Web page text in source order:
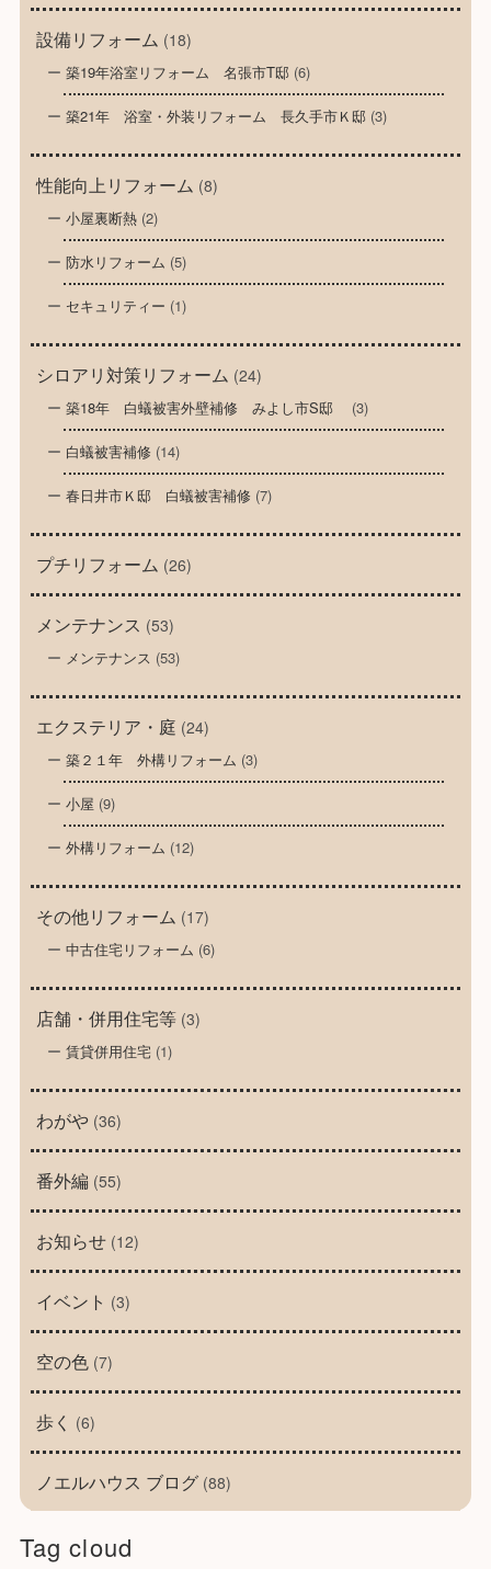
設備リフォーム (18)
築19年浴室リフォーム 名張市T邸(6)
築21年 浴室・外装リフォーム 長久手市Ｋ邸(3)
性能向上リフォーム (8)
小屋裏断熱(2)
防水リフォーム (5)
セキュリティー (1)
シロアリ対策リフォーム (24)
築18年 白蟻被害外壁補修 みよし市S邸 (3)
白蟻被害補修(14)
春日井市Ｋ邸 白蟻被害補修(7)
プチリフォーム (26)
メンテナンス (53)
メンテナンス (53)
エクステリア・庭 (24)
築２１年 外構リフォーム (3)
小屋 (9)
外構リフォーム (12)
その他リフォーム (17)
中古住宅リフォーム (6)
店舗・併用住宅等(3)
賃貸併用住宅(1)
わがや(36)
番外編 (55)
お知らせ(12)
イベント (3)
空の色(7)
歩く (6)
ノエルハウス ブログ(88)
Tag cloud